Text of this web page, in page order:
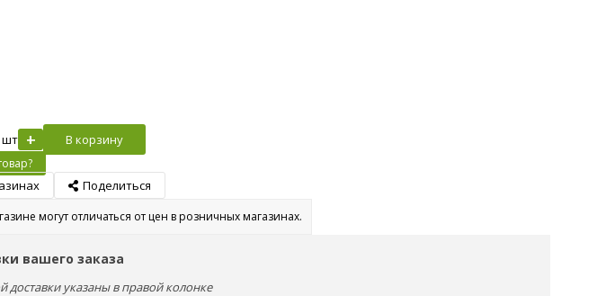
шт + В корзину
Поделиться
могут отличаться от цен в розничных магазинах.
вашего заказа
доставки указаны в правой колонке